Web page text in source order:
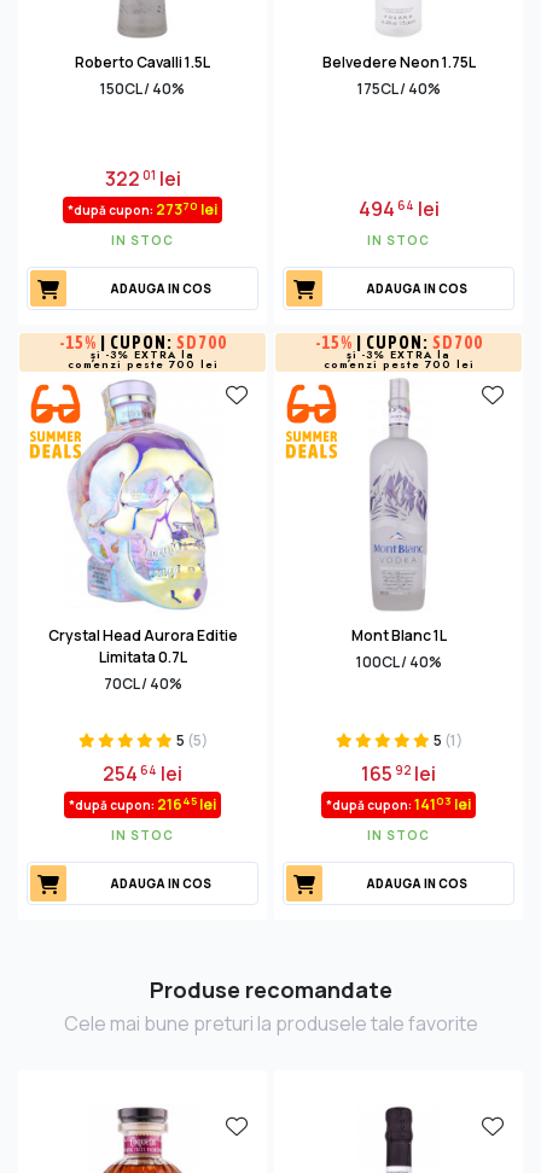
Roberto Cavalli 1.5L
150CL / 40%
32201 lei
*după cupon: 27370 lei
IN STOC
ADAUGA IN COS
Belvedere Neon 1.75L
175CL / 40%
49464 lei
IN STOC
ADAUGA IN COS
-15% | CUPON: SD700
și -3% EXTRA la
comenzi peste 700 lei
Crystal Head Aurora Editie
Limitata 0.7L
70CL / 40%
5 (5)
25464 lei
*după cupon: 21645 lei
IN STOC
ADAUGA IN COS
-15% | CUPON: SD700
și -3% EXTRA la
comenzi peste 700 lei
Mont Blanc 1L
100CL / 40%
5 (1)
16592 lei
*după cupon: 14103 lei
IN STOC
ADAUGA IN COS
Produse recomandate
Cele mai bune preturi la produsele tale favorite